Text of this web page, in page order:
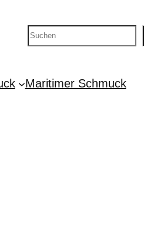
S
u
e
Maritimer Schmuck